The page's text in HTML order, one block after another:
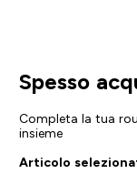
Spesso
Completa la tua
insieme
Articolo